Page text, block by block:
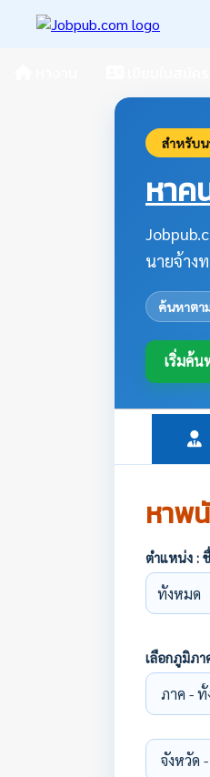
สำหรับน
หาค
นายจ้าง
ค้นหาตา
เริ่มค้น
หาพ
ตำแหน่ง :
เลือกภูมิภ